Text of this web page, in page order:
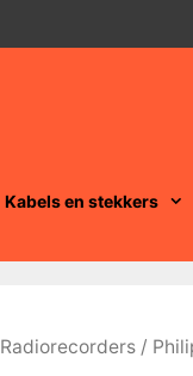
Kabels en stekkers
Radiorecorders /